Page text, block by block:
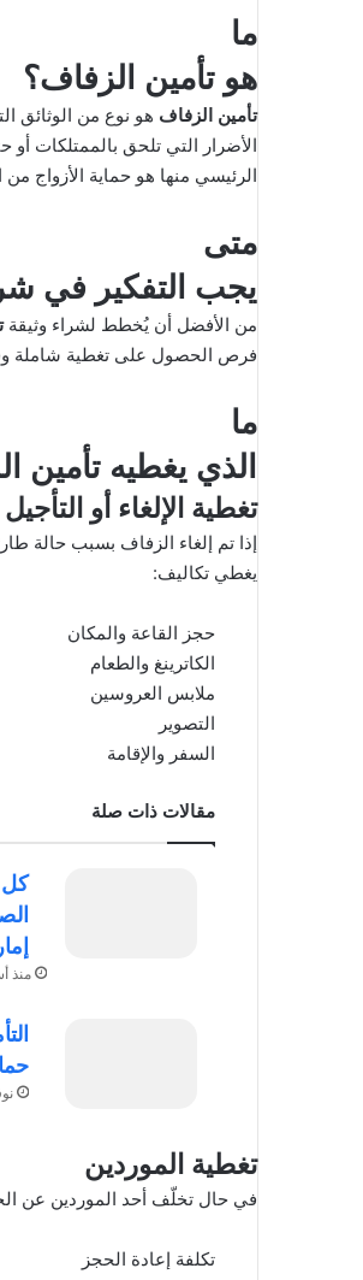
و
ما
هو تأمين الزفاف؟
تأمين الزفاف هو نوع من الوثائق
الأضرار التي تلحق بالممتلكات
الرئيسي منها هو حماية الأزواج
متى
يجب التفكير في
من الأفضل أن يُخطط لشراء وثيقة
فرص الحصول على تغطية شاملة
ما
الذي يغطيه تأمين
تغطية الإلغاء أو التأجيل
إذا تم إلغاء الزفاف بسبب حالة
يغطي تكاليف:
حجز القاعة والمكان
الكاترينغ والطعام
ملابس العروسين
التصوير
السفر والإقامة
مقالات ذات صلة
كل
منذ
تغطية الموردين
في حال تخلّف أحد الموردين عن
تكلفة إعادة الحجز